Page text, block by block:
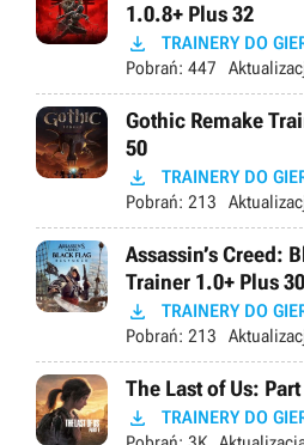
1.0.8+ Plus 32
 TRAINERY DO
Pobrań: 447
Gothic Remake
50
 TRAINERY DO
Pobrań: 213
Assassin’s Creed:
Trainer 1.0+ Plus 30
 TRAINERY DO
Pobrań: 213
The Last of Us:
 TRAINERY DO